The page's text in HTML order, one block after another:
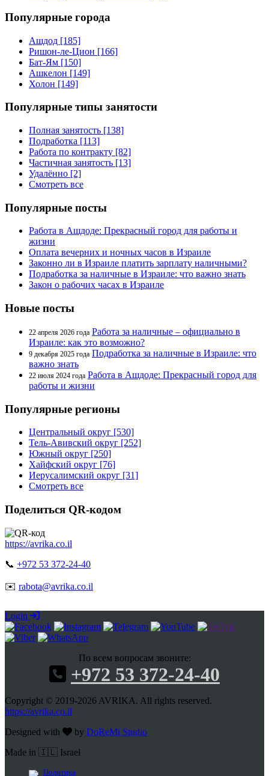
Популярные города
Ашдод [185]
Ришон-ле-Цион [166]
Бат-Ям [150]
Ашкелон [149]
Холон [149]
Популярные типы занятости
Полная занятость [138]
Подработка [113]
Работа по контракту [82]
Частичная занятость [13]
Удалённо [2]
Смотреть все
Популярные посты
Работа в Ашдоде: Прекрасный город для работы и
жизни
Оплата вечерних и ночных часов в Израиле
Законно ли в Израиле платить зарплату наличными?
Подработка за наличные в Израиле: что важно знать
Закон о рабочих часах в Израиле
Новые посты
22 апреля 2026 года Работа за наличные – официально в
Израиле: как это возможно?
9 декабря 2025 года Подработка за наличные в Израиле: что
важно знать
22 июля 2024 года Работа в Ашдоде: Прекрасный город для
работы и жизни
Популярные регионы
Центральный округ [530]
Тель-Авивский округ [252]
Южный округ [250]
Хайфский округ [76]
Иерусалимский округ [31]
Смотреть все
Поделиться QR-кодом
https://avrika.co.il
📞 +972 53 372-24-40
✉️ rabota@avrika.co.il
Login
По всем вопросам звоните:
+972 53 372-24-40
Copyright © 2019-2026 AVRIKA. All rights reserved.
https://avrika.co.il
Designed with
by DoReMi Studio
Made in 🇮🇱 Israel
Политика